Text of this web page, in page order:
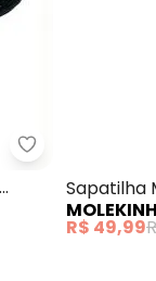
Molekinha -
Sapatilha
Verniz
R$ 49,99